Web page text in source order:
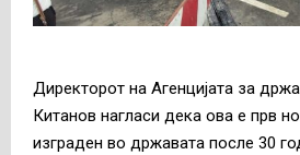
Директорот на Агенцијата за
Китанов нагласи дека ова е прв
изграден во државата после 30